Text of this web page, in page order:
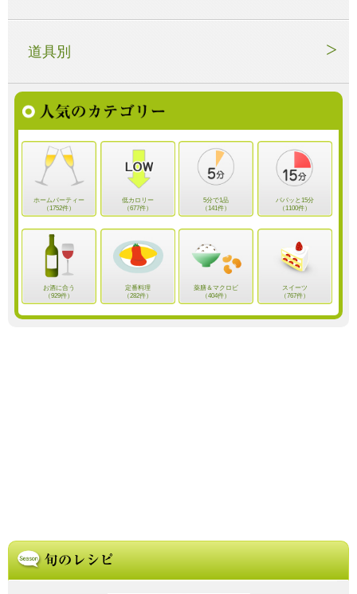
道具別
ホームパーティー
（1752件）
低カロリー
（677件）
5分で1品
（141件）
パパッと15分
（1100件）
お酒に合う
（929件）
定番料理
（282件）
薬膳＆マクロビ
（404件）
スイーツ
（767件）